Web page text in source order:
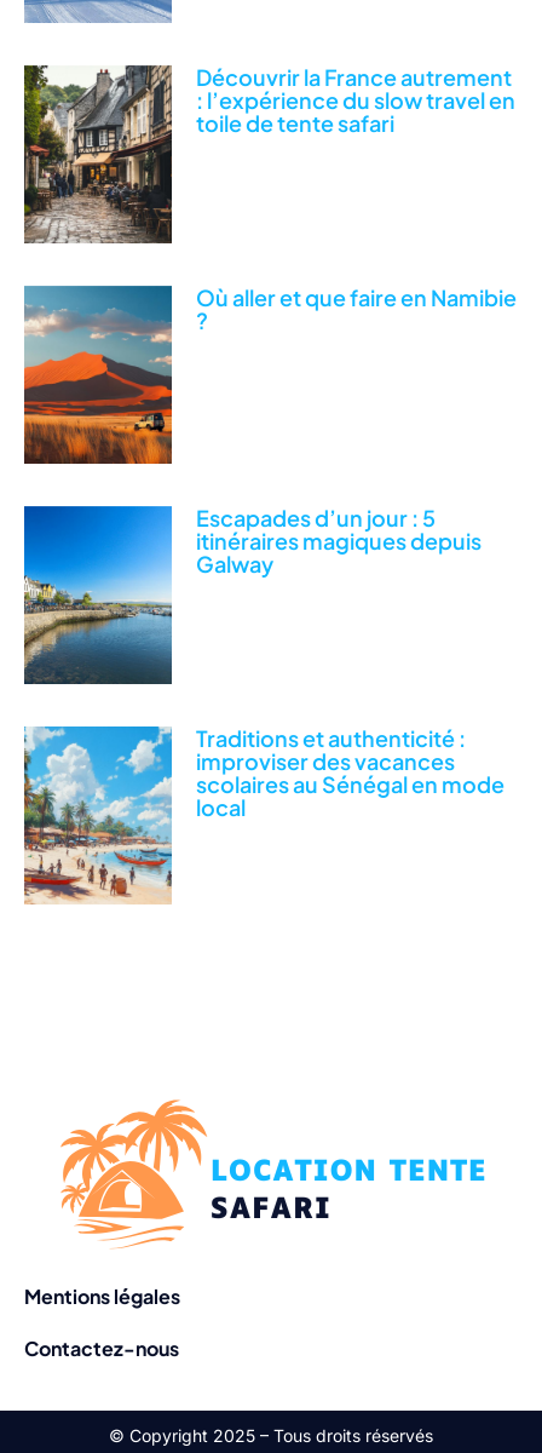
Découvrir la France autrement
: l’expérience du slow travel en
toile de tente safari
Où aller et que faire en Namibie
?
Escapades d’un jour : 5
itinéraires magiques depuis
Galway
Traditions et authenticité :
improviser des vacances
scolaires au Sénégal en mode
local
Mentions légales
Contactez-nous
© Copyright 2025 – Tous droits réservés